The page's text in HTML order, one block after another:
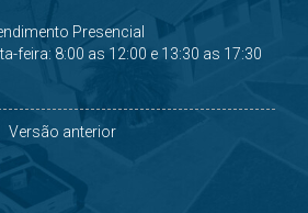
Presencial
feira: 8:00 as 12:00 e 13:30 as 17:30
Versão anterior